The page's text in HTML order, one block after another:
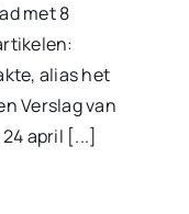
met 8
alias het
Verslag van
april [...]